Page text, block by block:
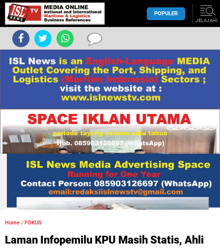
POPULER
JELAJAHI
Home / FOKUS
Laman Infopemilu KPU Masih Statis, Ahli